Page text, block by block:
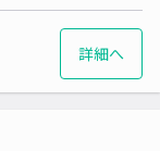
詳細へ